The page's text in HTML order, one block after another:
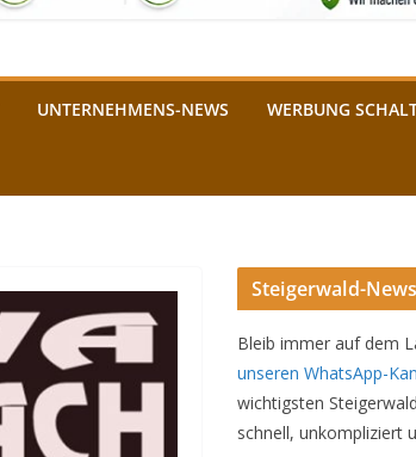
UNTERNEHMENS-NEWS WERBUNG
Steigerwald-
Bleib immer auf dem
unseren WhatsApp-
wichtigsten
schnell, unkompliziert